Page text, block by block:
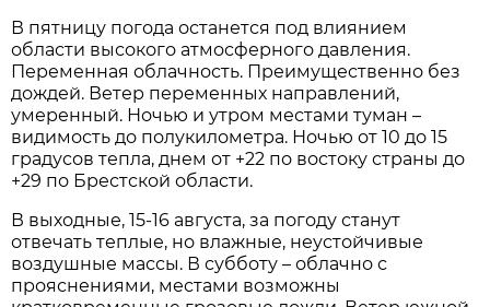
В пятницу погода останется под влиянием
области высокого атмосферного давления.
Переменная облачность. Преимущественно без
дождей. Ветер переменных направлений,
умеренный. Ночью и утром местами туман –
видимость до полукилометра. Ночью от 10 до 15
градусов тепла, днем от +22 по востоку страны до
+29 по Брестской области.
В выходные, 15-16 августа, за погоду станут
отвечать теплые, но влажные, неустойчивые
воздушные массы. В субботу – облачно с
прояснениями, местами возможны